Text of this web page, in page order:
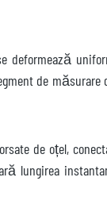
deformează
de
de oțel,
lungirea